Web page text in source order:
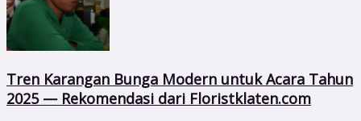
Tren Karangan Bunga Modern untuk Acara Tahun
2025 — Rekomendasi dari Floristklaten.com